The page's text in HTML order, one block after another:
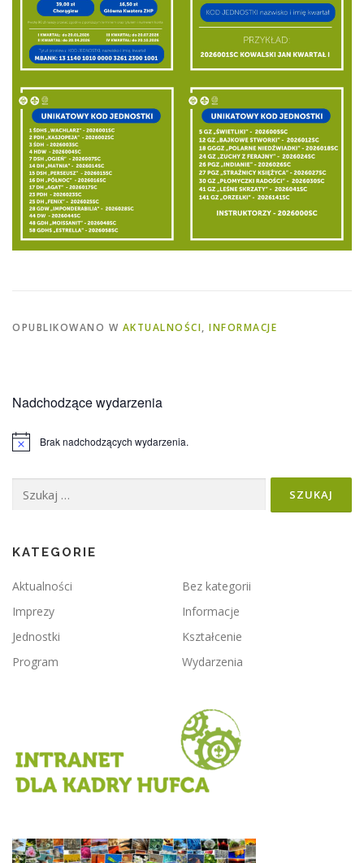
OPUBLIKOWANO W AKTUALNOŚCI, INFORMACJE
Nadchodzące wydarzenia
Powiadomienie
Brak nadchodzących wydarzenia.
KATEGORIE
Aktualności
Bez kategorii
Imprezy
Informacje
Jednostki
Kształcenie
Program
Wydarzenia